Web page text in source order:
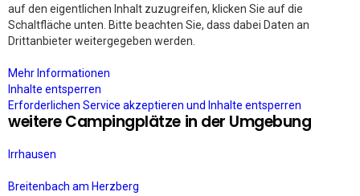
auf den eigentlichen Inhalt zuzugreifen, klicken Sie auf die
Schaltfläche unten. Bitte beachten Sie, dass dabei Daten an
Drittanbieter weitergegeben werden.
Mehr Informationen
Inhalte entsperren
Erforderlichen Service akzeptieren und Inhalte entsperren
weitere Campingplätze in der Umgebung
Irrhausen
Breitenbach am Herzberg